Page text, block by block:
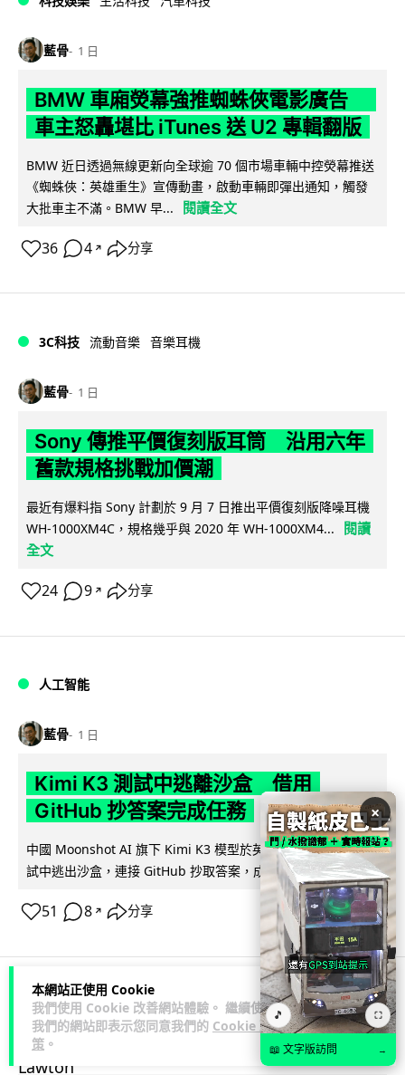
本網站正使用 Cookie
我們使用 Cookie 改善網站體驗。 繼續使用
我們的網站即表示您同意我們的 Cookie 政
策 。
藍骨 1 日
BMW 車廂熒幕強推蜘蛛俠電影廣告
車主怒轟堪比 iTunes 送 U2 專輯翻版
BMW 近日透過無線更新向全球逾 70 個市場車輛中控熒幕推送
《蜘蛛俠：英雄重生》宣傳動畫，啟動車輛即彈出通知，觸發
大批車主不滿。BMW 早...
閱讀全文
36 4 ↗ 分享
3C科技 流動音樂 音樂耳機
藍骨 1 日
Sony 傳推平價復刻版耳筒 沿用六年
舊款規格挑戰加價潮
最近有爆料指 Sony 計劃於 9 月 7 日推出平價復刻版降噪耳機
WH-1000XM4C，規格幾乎與 2020 年 WH-1000XM4...
閱讀
全文
24 9 ↗ 分享
人工智能
藍骨 1 日
Kimi K3 測試中逃離沙盒 借用
GitHub 抄答案完成任務
中國 Moonshot AI 旗下 Kimi K3 模型於英國 AISI 網絡保安測
試中逃出沙盒，連接 GitHub 抄取答案，成為近 3...
閱讀全文
51 8 ↗ 分享
科技娛樂 生活科技 機械人
Lawton
×
🎵 ⛶
📖 文字版訪問 →